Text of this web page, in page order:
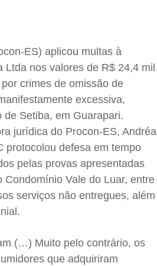
ES) aplicou multas à
nos valores de R$ 24,4 mil
crimes de omissão de
excessiva,
Setiba, em Guarapari.
jurídica do Procon-ES, Andréa
protocolou defesa em tempo
pelas provas apresentadas
Vale do Luar, entre
serviços não entregues, além
(…) Muito pelo contrário, os
que adquiriram